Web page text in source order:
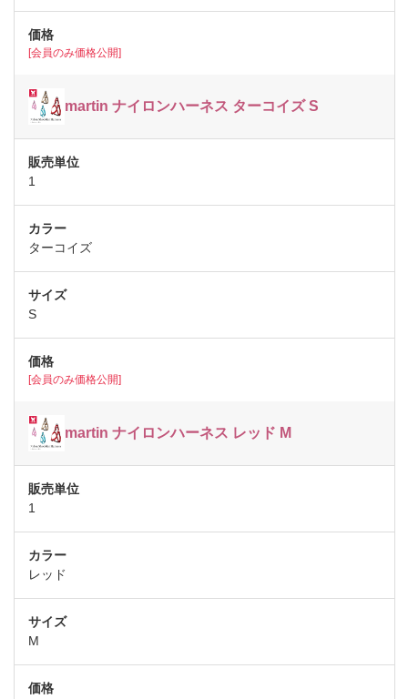
[会員のみ価格公開]
martin ナイロンハーネス ターコイズ S
1
ターコイズ
S
[会員のみ価格公開]
martin ナイロンハーネス レッド M
1
レッド
M